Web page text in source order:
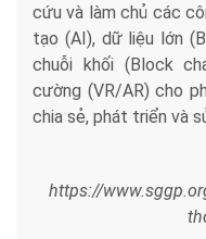
cứu và làm chủ các
tạo (AI), dữ liệu lớn
chuỗi khối (Block
cường (VR/AR) cho
chia sẻ, phát triển và
https://